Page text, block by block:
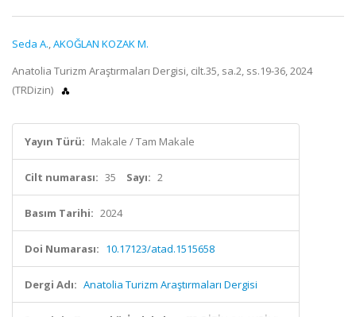
Seda A.,AKOĞLAN KOZAK M.
Anatolia Turizm Araştırmaları Dergisi, cilt.35, sa.2, ss.19-36, 2024
(TRDizin)
Yayın Türü: Makale / Tam Makale
Cilt numarası: 35 Sayı: 2
Basım Tarihi: 2024
Doi Numarası: 10.17123/atad.1515658
Dergi Adı: Anatolia Turizm Araştırmaları Dergisi